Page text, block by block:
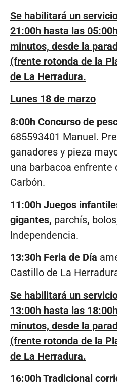
Se habilitará un
21:00h hasta las
minutos, desde la
(frente rotonda de la
de La Herradura.
Lunes 18 de marzo
8:00h Concurso de
685593401 Manuel.
ganadores y pieza
una barbacoa enfrente
Carbón.
11:00h Juegos
gigantes, parchís,
Independencia.
13:30h Feria de Día
Castillo de La
Se habilitará un
13:00h hasta las
minutos, desde la
(frente rotonda de la
de La Herradura.
16:00h Tradicional